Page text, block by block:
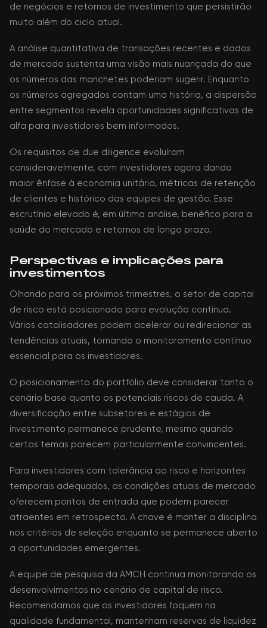
de negócios e retornos de investimento que persistirão
muito além do ciclo atual.
A análise quantitativa de transações recentes e dados
de mercado sustenta uma visão mais nuançada do que
os números das manchetes poderiam sugerir. Enquanto
os números agregados contam uma história, a dispersão
entre segmentos revela oportunidades significativas de
alfa para investidores bem informados.
Os requisitos de due diligence evoluíram
consideravelmente, com investidores agora dando
maior ênfase à economia unitária, métricas de retenção
de clientes e histórico das equipes de gestão. Esse
escrutínio elevado é, em última análise, benéfico para a
saúde do mercado e retornos de longo prazo.
Perspectivas e implicações para
investimentos
Olhando para os próximos trimestres, o setor de capital
de risco está posicionado para evolução contínua.
Vários catalisadores podem acelerar ou redirecionar as
tendências atuais, tornando o monitoramento contínuo
essencial para os investidores.
O posicionamento do portfólio deve considerar tanto o
cenário base quanto os potenciais riscos de cauda. A
diversificação entre subsetores e estágios de
investimento permanece prudente, mesmo quando
certos temas parecem particularmente convincentes.
Para investidores com tolerância ao risco e horizontes
temporais adequados, as condições atuais de mercado
oferecem pontos de entrada que podem parecer
atraentes em retrospecto. A chave é manter a disciplina
nos critérios de seleção enquanto se permanece aberto
a oportunidades emergentes.
A equipe de pesquisa da AMCH continua monitorando os
desenvolvimentos no cenário de capital de risco.
Recomendamos que os investidores foquem na
qualidade fundamental, mantenham reservas de liquidez